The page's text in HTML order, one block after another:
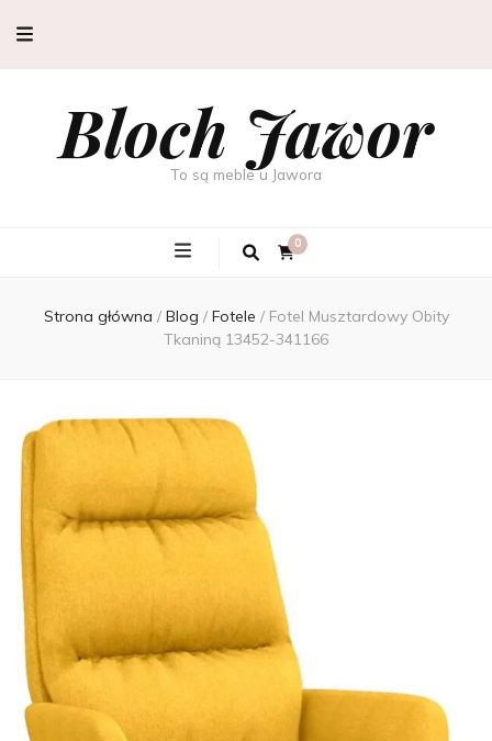
Bloch Jawor
To są meble u Jawora
0
Strona główna / Blog / Fotele / Fotel Musztardowy Obity
Tkaniną 13452-341166